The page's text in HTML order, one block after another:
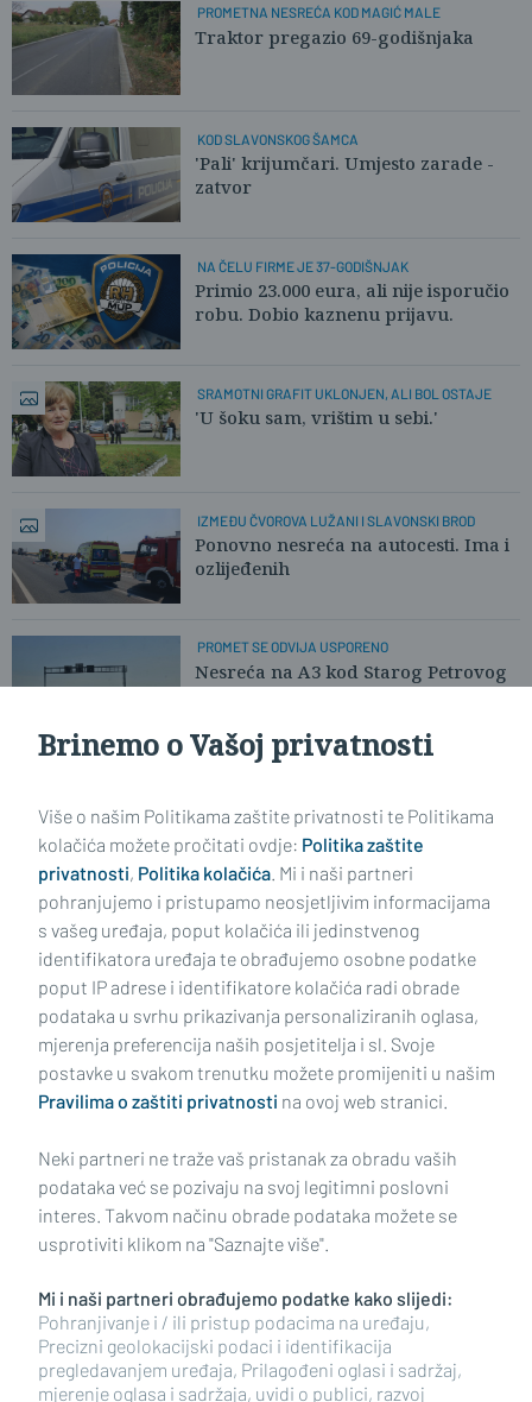
PROMETNA NESREĆA KOD MAGIĆ MALE
Traktor pregazio 69-godišnjaka
KOD SLAVONSKOG ŠAMCA
'Pali' krijumčari. Umjesto zarade -
zatvor
NA ČELU FIRME JE 37-GODIŠNJAK
Primio 23.000 eura, ali nije isporučio
robu. Dobio kaznenu prijavu.
SRAMOTNI GRAFIT UKLONJEN, ALI BOL OSTAJE
'U šoku sam, vrištim u sebi.'
IZMEĐU ČVOROVA LUŽANI I SLAVONSKI BROD
Ponovno nesreća na autocesti. Ima i
ozlijeđenih
PROMET SE ODVIJA USPORENO
Nesreća na A3 kod Starog Petrovog
Sela. Više osoba je ozlijeđeno.
Impressum Uvjeti korištenja Politika privatnosti
Politika kolačića Kontakt Pritužbe Suradnici
Oglašavanje
RUBRIKE
BRODSKO-POSAVSKA ŽUPANIJA
POŽEŠKO-SLAVONSKA ŽUPANIJA
Brinemo o Vašoj privatnosti
Više o našim Politikama zaštite privatnosti te Politikama
kolačića možete pročitati ovdje: Politika zaštite
privatnosti, Politika kolačića. Mi i naši partneri
pohranjujemo i pristupamo neosjetljivim informacijama
s vašeg uređaja, poput kolačića ili jedinstvenog
identifikatora uređaja te obrađujemo osobne podatke
poput IP adrese i identifikatore kolačića radi obrade
podataka u svrhu prikazivanja personaliziranih oglasa,
mjerenja preferencija naših posjetitelja i sl. Svoje
postavke u svakom trenutku možete promijeniti u našim
Pravilima o zaštiti privatnosti na ovoj web stranici.
Neki partneri ne traže vaš pristanak za obradu vaših
podataka već se pozivaju na svoj legitimni poslovni
interes. Takvom načinu obrade podataka možete se
usprotiviti klikom na "Saznajte više".
Mi i naši partneri obrađujemo podatke kako slijedi:
Pohranjivanje i / ili pristup podacima na uređaju,
Precizni geolokacijski podaci i identifikacija
pregledavanjem uređaja, Prilagođeni oglasi i sadržaj,
mjerenje oglasa i sadržaja, uvidi o publici, razvoj